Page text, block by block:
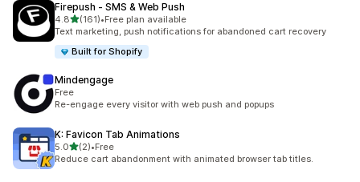
Firepush ‑ SMS & Web Push
4.85つ星中
(161)
合計レビュー数：161件
•Free plan available
Text marketing, push notifications for abandoned cart recovery
Built for Shopify
Mindengage
Free
Re-engage every visitor with web push and popups
K: Favicon Tab Animations
5.05つ星中
(2)
合計レビュー数：2件
•Free
Reduce cart abandonment with animated browser tab titles.